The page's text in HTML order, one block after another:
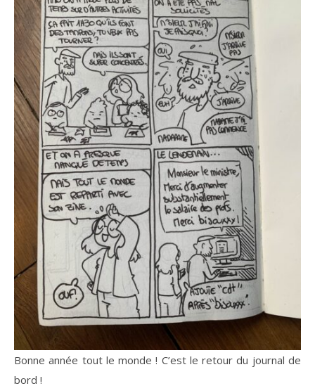
Bonne année tout le monde ! C’est le retour du journal de
bord !